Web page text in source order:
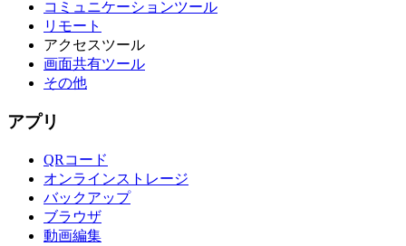
コミュニケーションツール
リモート
アクセスツール
画面共有ツール
その他
アプリ
QRコード
オンラインストレージ
バックアップ
ブラウザ
動画編集